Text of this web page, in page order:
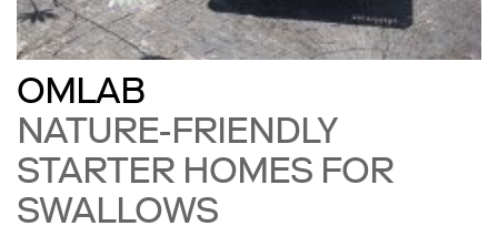
OMLAB
NATURE-FRIENDLY
STARTER HOMES FOR
SWALLOWS